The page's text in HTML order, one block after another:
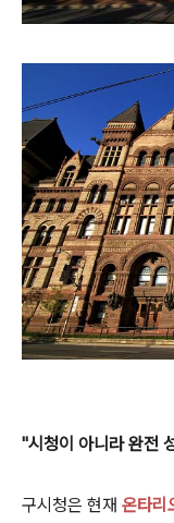
"시청이 아니라 완전
구시청은 현재 온타리